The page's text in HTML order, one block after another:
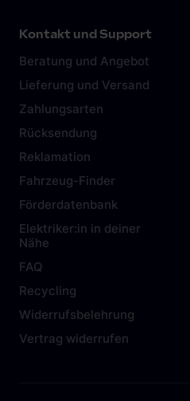
Kontakt und Support
Beratung und Angebot
Lieferung und Versand
Zahlungsarten
Rücksendung
Reklamation
Fahrzeug-Finder
Förderdatenbank
Elektriker:in in deiner
Nähe
FAQ
Recycling
Widerrufsbelehrung
Vertrag widerrufen